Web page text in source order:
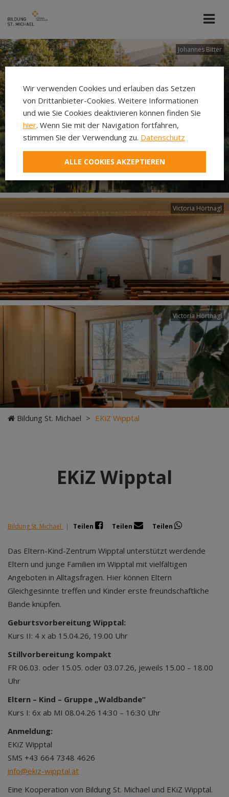
Johannes Bitter
Victoria Hörtnagl
Victoria Hörtnagl
Bildung St. Michael > EKiZ Wipptal
EKiZ Wipptal
Bildung St. Michael | Teilen Teilen Teilen
Das Eltern-Kind-Zentrum Wipptal unterstützt werdende
Eltern und junge Familien im Wipptal mit vielfältigen
Angeboten in Alltagsfragen. Hier können Eltern
Gleichgesinnte treffen und Kinder erste freundschaftliche
Bande knüpfen.
Geburtsvorbereitung Wipptal:
Kurs II: 4 x ab 15.04.26, 19.00 Uhr
Stillvorbereitung kompakt
FR 06.03. oder 15.05. oder 03.07.26, jeweils 15.00 – 18.00
Uhr
Eltern – Kind – Gruppe „Waldbande“
Kurs I: 6x ab MI 08.04.26 14:30 – 16:30 Uhr
Anmeldung:
EKiZ Wipptal
SMS +43 664 7348 4626
info@ekiz-wipptal.at
Eine Kooperation von Bildung St. Michael und EKiZ Wipptal.
Wir verwenden Cookies und erlauben das Setzen
von Drittanbieter-Cookies. Weitere Informationen
und wie Sie Cookies deaktivieren können finden Sie
hier. Wenn Sie mit der Navigation fortfahren,
stimmen Sie der Verwendung zu. Datenschutz
ALLE COOKIES AKZEPTIEREN